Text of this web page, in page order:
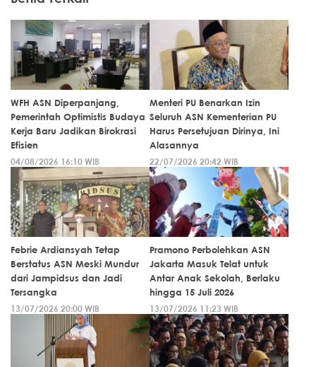
WFH ASN Diperpanjang,
Pemerintah Optimistis Budaya
Kerja Baru Jadikan Birokrasi
Efisien
04/08/2026 16:10 WIB
Menteri PU Benarkan Izin
Seluruh ASN Kementerian PU
Harus Persetujuan Dirinya, Ini
Alasannya
22/07/2026 20:42 WIB
Febrie Ardiansyah Tetap
Berstatus ASN Meski Mundur
dari Jampidsus dan Jadi
Tersangka
13/07/2026 20:00 WIB
Pramono Perbolehkan ASN
Jakarta Masuk Telat untuk
Antar Anak Sekolah, Berlaku
hingga 15 Juli 2026
13/07/2026 11:23 WIB